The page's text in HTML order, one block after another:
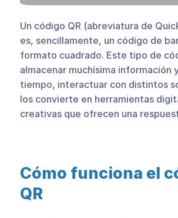
Un código QR (abreviatura de
es, sencillamente, un código de
formato cuadrado. Este tipo de
almacenar muchísima información
tiempo, interactuar con distintos
los convierte en herramientas
creativas que ofrecen una
Cómo funciona el
QR